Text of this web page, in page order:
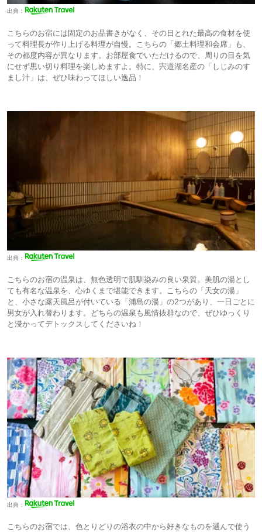
出典：
こちらのお宿には固定のお品書きがなく、その日とれた最高の食材を使
って料理長が作り上げる料理が自慢。こちらの「郷土料理和会席」も、
その都度内容が異なります。お部屋食でいただけるので、周りの目を気
にせず思い切り料理を楽しめますよ。特に、宍道湖名産の「しじみのす
まし汁」は、ぜひ味わってほしい逸品！
出典：
こちらのお宿の温泉は、無色透明で肌馴染みの良い泉質。美肌の湯とし
ても有名な温泉を、心ゆくまで堪能できます。こちらの「天女の湯」
と、小さな露天風呂が付いている「浦島の湯」の2つがあり、一日ごとに
男女が入れ替わります。どちらの温泉も風情抜群なので、ぜひゆっくり
と浸かってデトックスしてくださいね！
出典：
こちらのお宿では、色とりどりの浴衣の中から好きなものを選んで使う